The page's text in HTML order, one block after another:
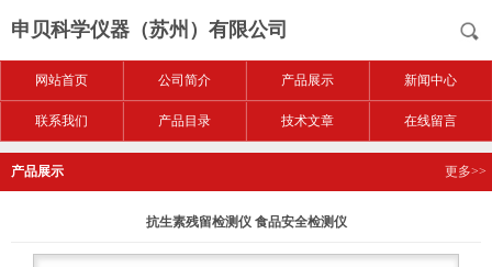
申贝科学仪器（苏州）有限公司
网站首页 公司简介 产品展示 新闻中心
联系我们 产品目录 技术文章 在线留言
产品展示 更多>>
抗生素残留检测仪 食品安全检测仪